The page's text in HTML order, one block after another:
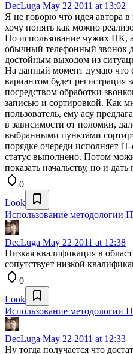
DecLuga May 22 2011 at 13:02
Я не говорю что идея автора в
хочу понять как можно
Но использование чужих ПК,
обычный телефонный звонок
достойным выходом из
На данный момент думаю что
вариантом будет регистрация
посредством обработки
записью и сортировкой. Как
пользователь, ему асу
в зависимости от поломки,
выбранными пунктами
порядке очереди исполняет
статус выполнено. Потом
показать начальству, но и
0
Look
Использование методологии
DecLuga May 22 2011 at 12:38
Низкая квалификация в
сопутствует низкой
0
Look
Использование методологии
DecLuga May 22 2011 at 12:33
Ну тогда получается что